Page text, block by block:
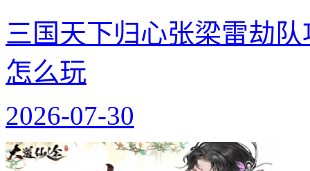
三国天下归心张梁雷劫
怎么玩
2026-07-30